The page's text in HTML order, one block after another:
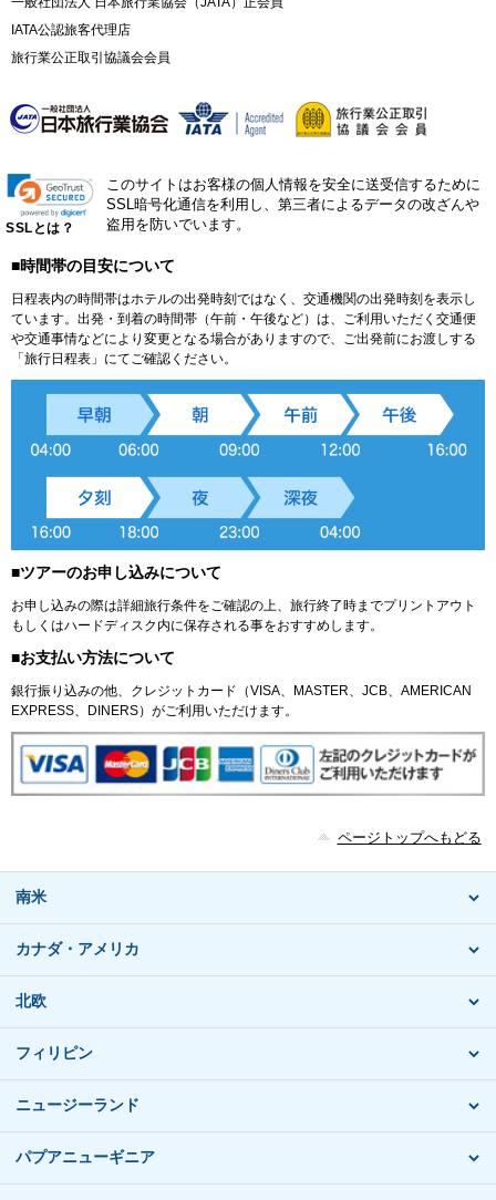
IATA公認旅客代理店
旅行業公正取引協議会会員
SSLとは？
このサイトはお客様の個人情報を安全に送受信するために
SSL暗号化通信を利用し、第三者によるデータの改ざんや
盗用を防いでいます。
■時間帯の目安について
日程表内の時間帯はホテルの出発時刻ではなく、交通機関の出発時刻を表示し
ています。出発・到着の時間帯（午前・午後など）は、ご利用いただく交通便
や交通事情などにより変更となる場合がありますので、ご出発前にお渡しする
「旅行日程表」にてご確認ください。
■ツアーのお申し込みについて
お申し込みの際は詳細旅行条件をご確認の上、旅行終了時までプリントアウト
もしくはハードディスク内に保存される事をおすすめします。
■お支払い方法について
銀行振り込みの他、クレジットカード（VISA、MASTER、JCB、AMERICAN
EXPRESS、DINERS）がご利用いただけます。
ページトップへもどる
南米
カナダ・アメリカ
北欧
フィリピン
ニュージーランド
パプアニューギニア